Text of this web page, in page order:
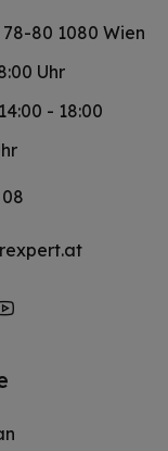
80 1080 Wien
Uhr
- 18:00